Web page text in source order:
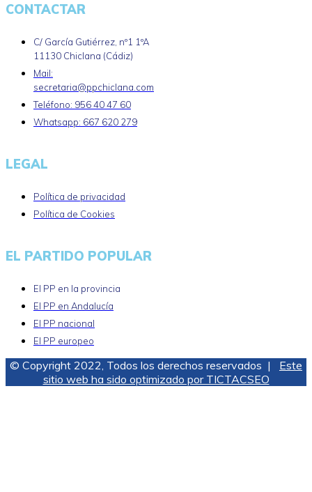
CONTACTAR
C/ García Gutiérrez, nº1 1ºA
11130 Chiclana (Cádiz)
Mail:
secretaria@ppchiclana.com
Teléfono: 956 40 47 60
Whatsapp: 667 620 279
LEGAL
Política de privacidad
Política de Cookies
EL PARTIDO POPULAR
El PP en la provincia
El PP en Andalucía
El PP nacional
El PP europeo
© Copyright 2022, Todos los derechos reservados | Este
sitio web ha sido optimizado por TICTACSEO